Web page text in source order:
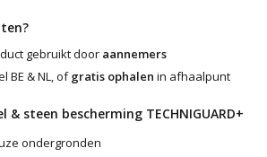
gebruikt door aannemers
BE & NL, ofgratis ophalen in afhaalpunt
& steen bescherming TECHNIGUARD+
ondergronden